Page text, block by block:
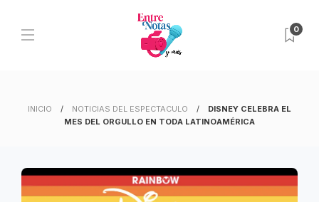
0
INICIO NOTICIAS DEL ESPECTACULO
DISNEY CELEBRA EL
MES DEL ORGULLO EN TODA LATINOAMÉRICA